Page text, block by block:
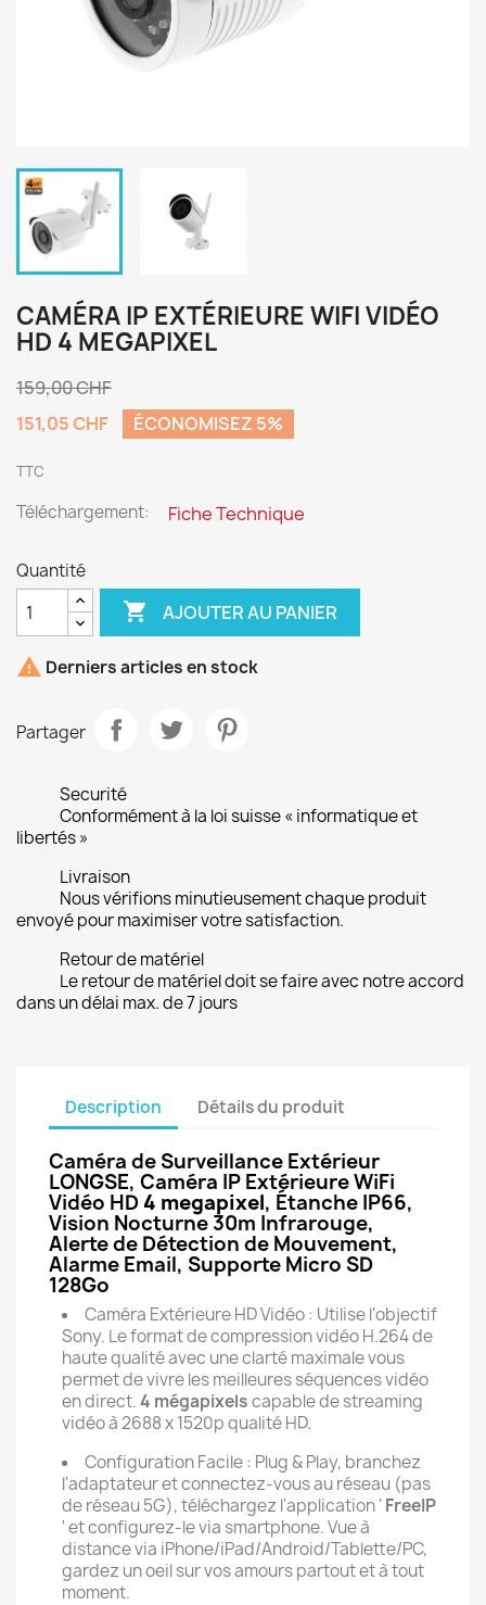
CAMÉRA IP EXTÉRIEURE WIFI VIDÉO
HD 4 MEGAPIXEL
159,00 CHF
151,05 CHF
ÉCONOMISEZ 5%
TTC
Téléchargement: Fiche Technique
Quantité
 AJOUTER AU PANIER
 Derniers articles en stock
Partager
Securité
Conformément à la loi suisse « informatique et
libertés »
Livraison
Nous vérifions minutieusement chaque produit
envoyé pour maximiser votre satisfaction.
Retour de matériel
Le retour de matériel doit se faire avec notre accord
dans un délai max. de 7 jours
Description Détails du produit
Caméra de Surveillance Extérieur
LONGSE, Caméra IP Extérieure WiFi
Vidéo HD 4 megapixel, Étanche IP66,
Vision Nocturne 30m Infrarouge,
Alerte de Détection de Mouvement,
Alarme Email, Supporte Micro SD
128Go
Caméra Extérieure HD Vidéo : Utilise l'objectif
Sony. Le format de compression vidéo H.264 de
haute qualité avec une clarté maximale vous
permet de vivre les meilleures séquences vidéo
en direct.4 mégapixelscapable de streaming
vidéo à 2688 x 1520p qualité HD.
Configuration Facile : Plug & Play, branchez
l'adaptateur et connectez-vous au réseau (pas
de réseau 5G), téléchargez l'application ' FreeIP
' et configurez-le via smartphone. Vue à
distance via iPhone/iPad/Android/Tablette/PC,
gardez un oeil sur vos amours partout et à tout
moment.